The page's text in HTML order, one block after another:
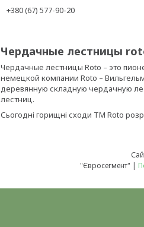
+380 (67) 577-90-20
Чердачные лестницы
Чердачные лестницы Roto – это
немецкой компании Roto –
деревянную складную чердачную
лестниц.
Сьогодні горищні сходи ТМ Roto
"Євросегмент" |